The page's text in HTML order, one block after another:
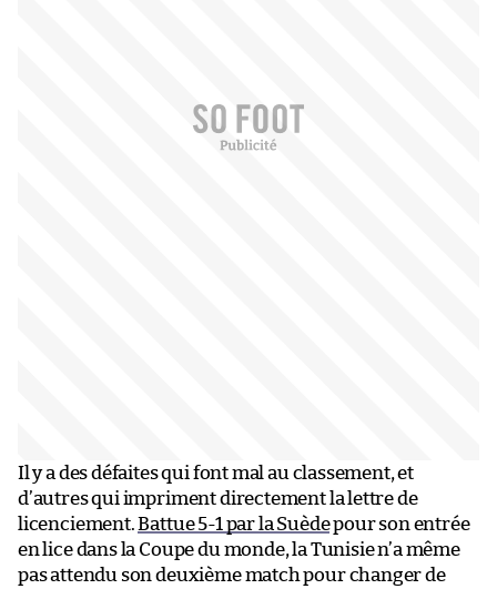
Il y a des défaites qui font mal au classement, et
d’autres qui impriment directement la lettre de
licenciement.Battue 5-1 par la Suèdepour son entrée
en lice dans la Coupe du monde, la Tunisie n’a même
pas attendu son deuxième match pour changer de